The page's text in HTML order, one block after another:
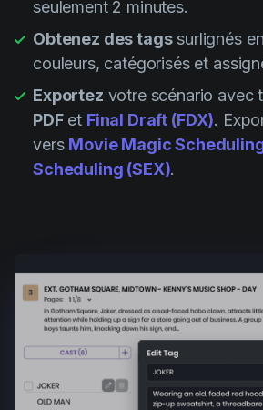
seulement 2 minutes.
Obtenez des tagssurlignés
couleurs, catégorisés et
Exportez votre scénario avec
PDFet Final Draft (FDX).
vers Movie Magic
Scheduling (SEX).